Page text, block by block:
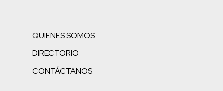
QUIENES SOMOS
DIRECTORIO
CONTÁCTANOS